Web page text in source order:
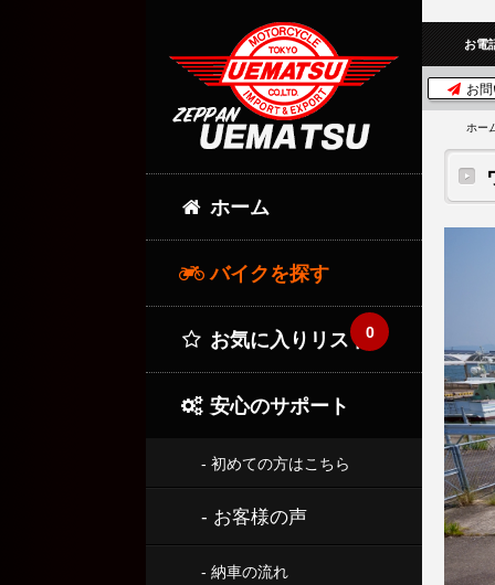
お電
お
ホー
ホーム
バイクを探す
お気に入りリスト0
安心のサポート
- 初めての方はこちら
- お客様の声
- 納車の流れ